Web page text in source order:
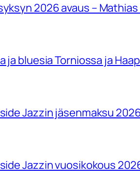
2026 avaus –
ja bluesia Torniossa ja
Jazzin jäsenmaksu
Jazzin vuosikokous